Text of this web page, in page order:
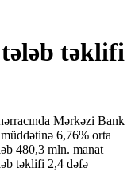
tələb təklifi
Mərkəzi Bank
6,76% orta
480,3 mln. manat
təklifi 2,4 dəfə